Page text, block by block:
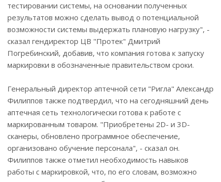
тестировании системы, на основании полученных
результатов можно сделать вывод о потенциальной
возможности системы выдержать плановую нагрузку", -
сказал гендиректор ЦВ "Протек" Дмитрий
Погребинский, добавив, что компания готова к запуску
маркировки в обозначенные правительством сроки.
Генеральный директор аптечной сети "Ригла" Александр
Филиппов также подтвердил, что на сегодняшний день
аптечная сеть технологически готова к работе с
маркированным товаром. "Приобретены 2D- и 3D-
сканеры, обновлено программное обеспечение,
организовано обучение персонала", - сказал он.
Филиппов также отметил необходимость навыков
работы с маркировкой, что, по его словам, возможно